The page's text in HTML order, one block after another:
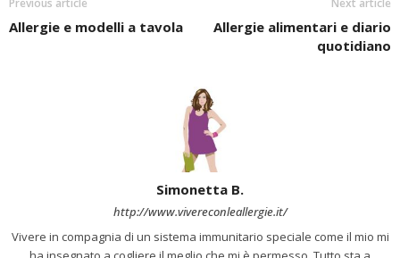
Previous article
Allergie e modelli a tavola
Next article
Allergie alimentari e diario
quotidiano
Simonetta B.
http://www.vivereconleallergie.it/
Vivere in compagnia di un sistema immunitario speciale come il mio mi